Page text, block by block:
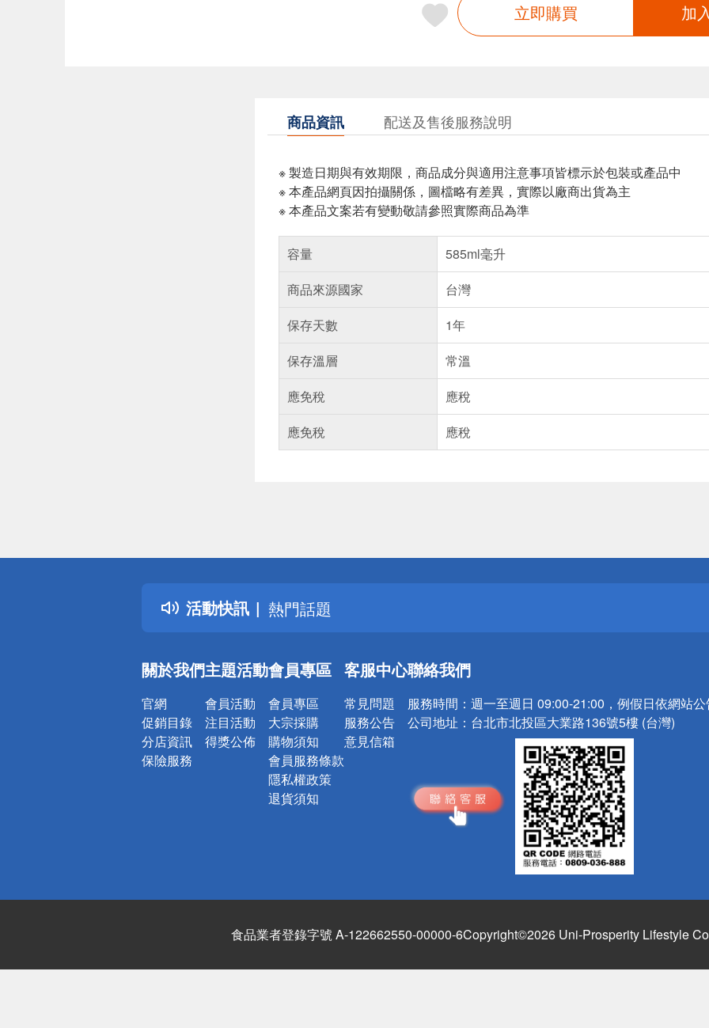
立即購買 加
商品資訊 配送及售後服務說明
※ 製造日期與有效期限，商品成分與適用注意事項皆標示於包裝或產品中
※ 本產品網頁因拍攝關係，圖檔略有差異，實際以廠商出貨為主
※ 本產品文案若有變動敬請參照實際商品為準
容量
585ml毫升
商品來源國家
台灣
保存天數
1年
保存溫層
常溫
應免稅
應稅
應免稅
應稅
活動快訊
詐騙網頁！請小心！
得獎公告
熱門話題
銀行優惠
詐騙網頁！請小心！
關於我們
官網
促銷目錄
分店資訊
保險服務
主題活動
會員活動
注目活動
得獎公佈
會員專區
會員專區
大宗採購
購物須知
會員服務條款
隱私權政策
退貨須知
客服中心
常見問題
服務公告
意見信箱
聯絡我們
服務時間： 週一至週日 09:00-21:00，例假日依網站
公司地址： 台北市北投區大業路136號5樓 (台灣)
食品業者登錄字號 A-122662550-00000-6Copyright©2026 Uni-Prosperity Lifestyle